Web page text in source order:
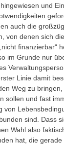
und
auch die
von denen sich
finanzierbar“
im Grunde nur
Linie damit
Weg zu
sollen und fast
von
sind. Dass
Wahl also
hat, die